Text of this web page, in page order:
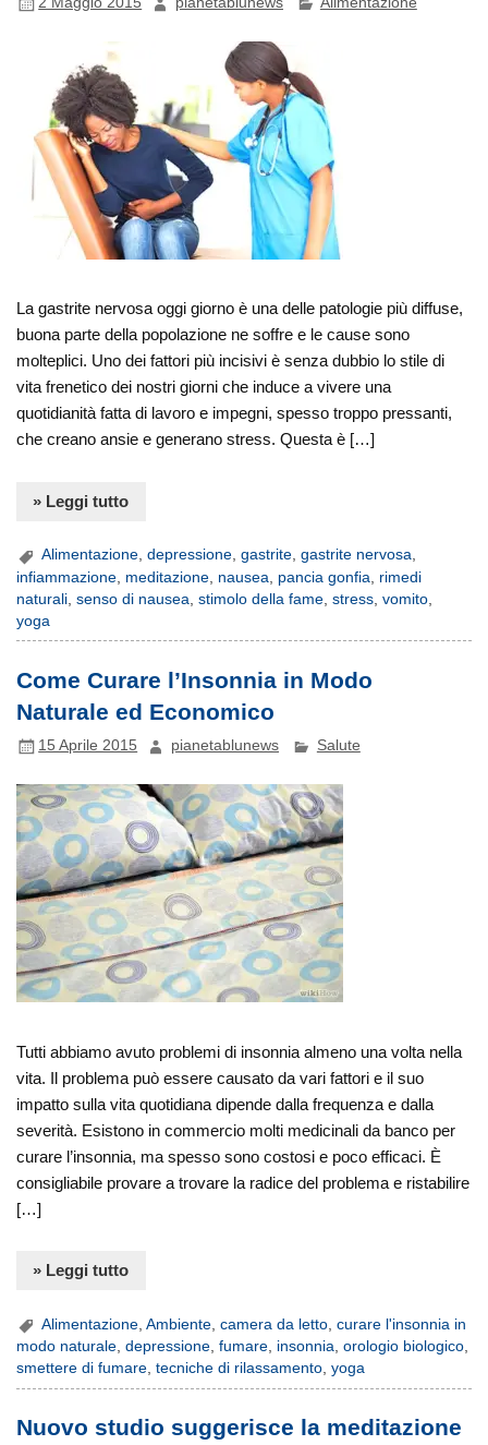
La gastrite nervosa oggi giorno è una delle patologie più diffuse,
buona parte della popolazione ne soffre e le cause sono
molteplici. Uno dei fattori più incisivi è senza dubbio lo stile di
vita frenetico dei nostri giorni che induce a vivere una
quotidianità fatta di lavoro e impegni, spesso troppo pressanti,
che creano ansie e generano stress. Questa è […]
» Leggi tutto
Alimentazione,depressione,gastrite,gastrite nervosa,
infiammazione meditazione nausea pancia gonfia
rimedi
naturali ,senso di nausea ,stimolo della fame ,stress ,vomito
yoga
Come Curare l’Insonnia in Modo
Naturale ed Economico
15 Aprile 2015 pianetablunews Salute
Tutti abbiamo avuto problemi di insonnia almeno una volta nella
vita. Il problema può essere causato da vari fattori e il suo
impatto sulla vita quotidiana dipende dalla frequenza e dalla
severità. Esistono in commercio molti medicinali da banco per
curare l’insonnia, ma spesso sono costosi e poco efficaci. È
consigliabile provare a trovare la radice del problema e ristabilire
[…]
» Leggi tutto
Alimentazione ,Ambiente ,camera da letto ,curare l'insonnia in
modo naturale,depressione,fumare, insonnia,orologio biologico,
smettere di fumare,tecniche di rilassamento,yoga
Nuovo studio suggerisce la meditazione